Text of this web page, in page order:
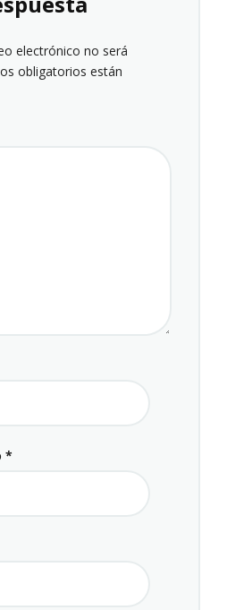
electrónico no será
obligatorios están
*